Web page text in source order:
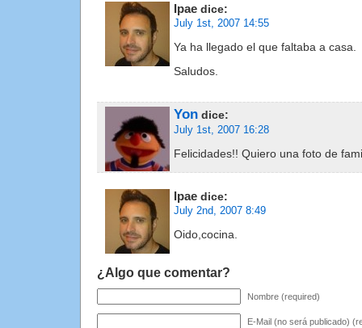
Ipae dice:
July 1st, 2007 14:55
Ya ha llegado el que faltaba a casa.
Saludos.
Yon dice:
July 1st, 2007 16:28
Felicidades!! Quiero una foto de
Ipae dice:
July 2nd, 2007 8:49
Oido,cocina.
¿Algo que comentar?
Nombre (required)
E-Mail (no será publicado)